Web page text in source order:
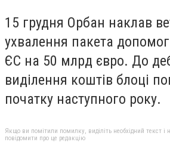
15 грудня Орбан наклав
ухвалення пакета
ЄС на 50 млрд євро. До
виділення коштів блоці
початку наступного року.
Якщо ви помітили помилку, виділіть необхідний текст і
повідомити про це редакцію